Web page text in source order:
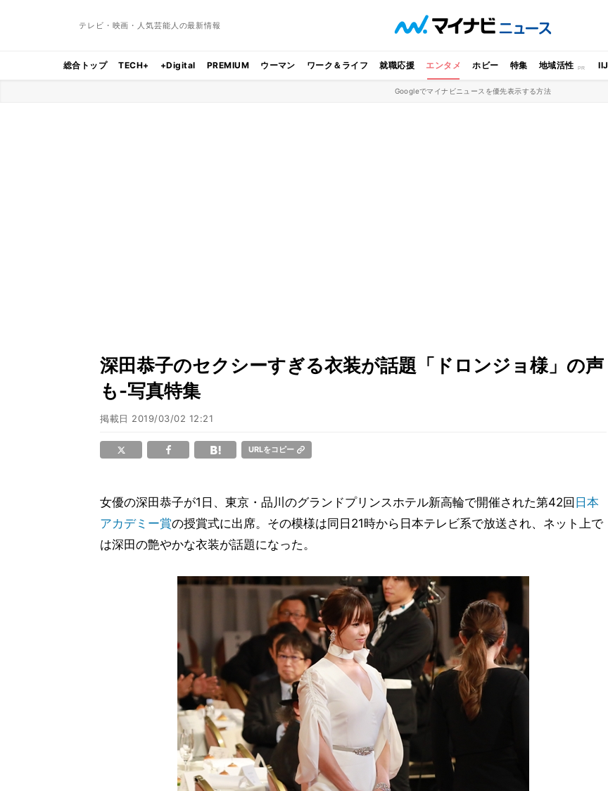
テレビ・映画・人気芸能人の最新情報
総合トップ TECH+ +Digital PREMIUM ウーマン ワーク＆ライフ 就職応援 エンタメ ホビー 特集 地域活性 IIJ
Googleでマイナビニュースを優先表示する方法
深田恭子のセクシーすぎる衣装が話題「ドロンジョ様」の声
も-写真特集
掲載日 2019/03/02 12:21
URLをコピー
女優の深田恭子が1日、東京・品川のグランドプリンスホテル新高輪で開催された第42回 日本
アカデミー賞の授賞式に出席。その模様は同日21時から日本テレビ系で放送され、ネット上で
は深田の艶やかな衣装が話題になった。